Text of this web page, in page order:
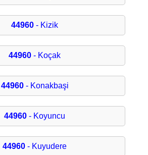
44960 - Kizik
44960 - Koçak
44960- Konakbaşi
44960 - Koyuncu
44960 - Kuyudere